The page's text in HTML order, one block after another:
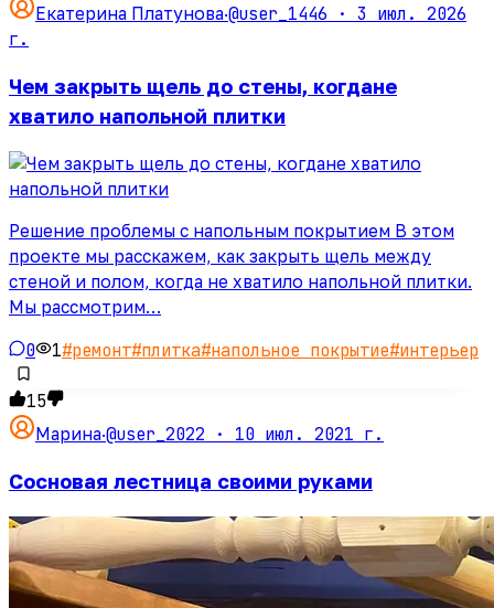
Екатерина Платунова·@user_1446 · 3 июл. 2026
г.
Чем закрыть щель до стены, когдане
хватило напольной плитки
Решение проблемы с напольным покрытием В этом
проекте мы расскажем, как закрыть щель между
стеной и полом, когда не хватило напольной плитки.
Мы рассмотрим…
0 1#ремонт#плитка#напольное покрытие#интерьер
15
Марина·@user_2022 · 10 июл. 2021 г.
Сосновая лестница своими руками